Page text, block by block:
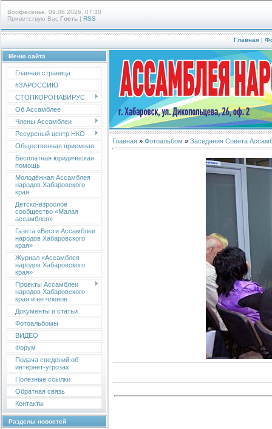
Воскресенье, 09.08.2026, 07:30
Приветствую Вас Гость | RSS
Главная |
Меню сайта
Главная страница
#ЗАРОССИЮ
СТОПКОРОНАВИРУС
Об Ассамблее
Члены Ассамблеи
Ресурсный центр НКО
Общественная приемная
Бесплатная юридическая
помощь
Молодёжная Ассамблея
народов Хабаровского
края
Детско-взрослое
сообщество «Малая
ассамблея»
Газета «Вести Ассамблеи
народов Хабаровского
края»
Журнал «Ассамблея
народов Хабаровского
края»
Проекты Ассамблеи
народов Хабаровского
края и ее членов
Документы и статьи
Фотоальбомы
ВИДЕО
Форум
Подача сведений об
интернет-угрозах
Полезные ссылки
Обратная связь
Контакты
Разделы новостей
Главная » Фотоальбом » Заседания Совета